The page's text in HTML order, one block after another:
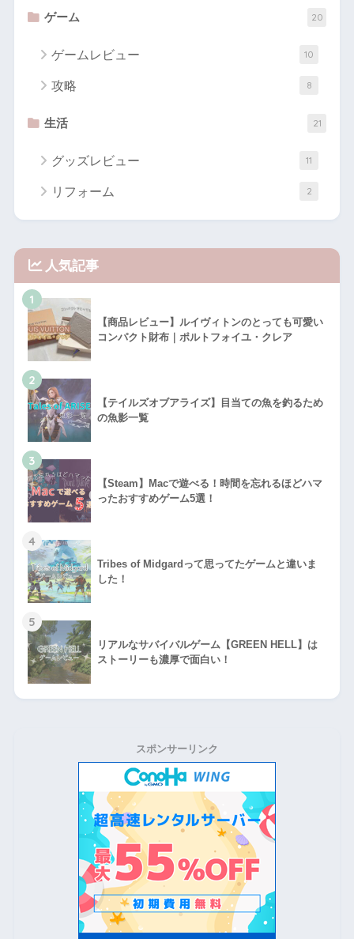
ゲーム 20
ゲームレビュー 10
攻略 8
生活 21
グッズレビュー 11
リフォーム 2
人気記事
1
【商品レビュー】ルイヴィトンのとっても可愛い
コンパクト財布｜ポルトフォイユ・クレア
2
【テイルズオブアライズ】目当ての魚を釣るため
の魚影一覧
3
【Steam】Macで遊べる！時間を忘れるほどハマ
ったおすすめゲーム5選！
4
Tribes of Midgardって思ってたゲームと違いま
した！
5
リアルなサバイバルゲーム【GREEN HELL】は
ストーリーも濃厚で面白い！
スポンサーリンク